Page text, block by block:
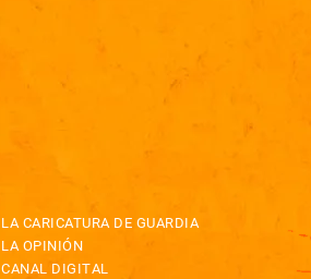
LA CARICATURA DE GUARDIA
LA OPINIÓN
CANAL DIGITAL